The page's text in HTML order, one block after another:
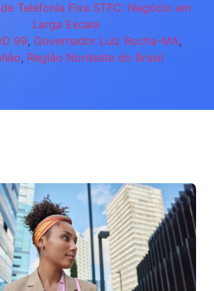
Telefonia Fixa STFC: Negócio em
Larga Escala
99, Governador Luiz Rocha-MA,
, Região Nordeste do Brasil